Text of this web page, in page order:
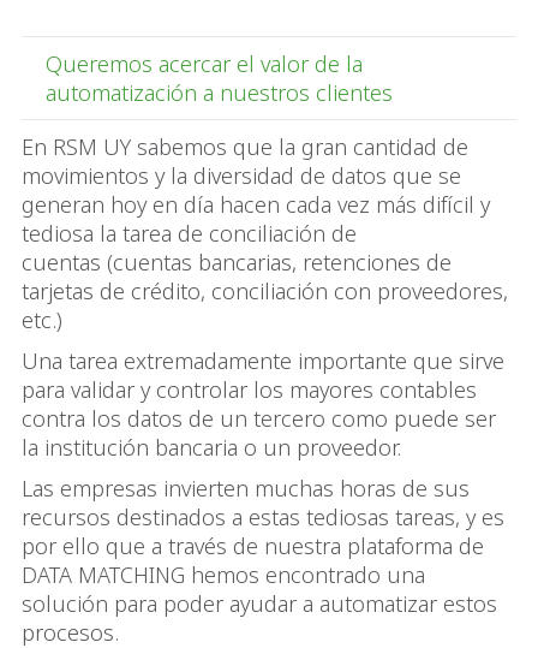
Queremos acercar el valor de la
automatización a nuestros clientes
En RSM UY sabemos que la gran cantidad de
movimientos y la diversidad de datos que se
generan hoy en día hacen cada vez más difícil y
tediosa la tarea de conciliación de
cuentas (cuentas bancarias, retenciones de
tarjetas de crédito, conciliación con proveedores,
etc.)
Una tarea extremadamente importante que sirve
para validar y controlar los mayores contables
contra los datos de un tercero como puede ser
la institución bancaria o un proveedor.
Las empresas invierten muchas horas de sus
recursos destinados a estas tediosas tareas, y es
por ello que a través de nuestra plataforma de
DATA MATCHING hemos encontrado una
solución para poder ayudar a automatizar estos
procesos.